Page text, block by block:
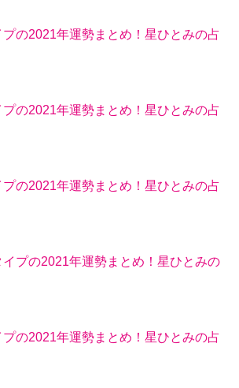
の2021年運勢まとめ！星ひとみの占
の2021年運勢まとめ！星ひとみの占
の2021年運勢まとめ！星ひとみの占
プの2021年運勢まとめ！星ひとみの
の2021年運勢まとめ！星ひとみの占